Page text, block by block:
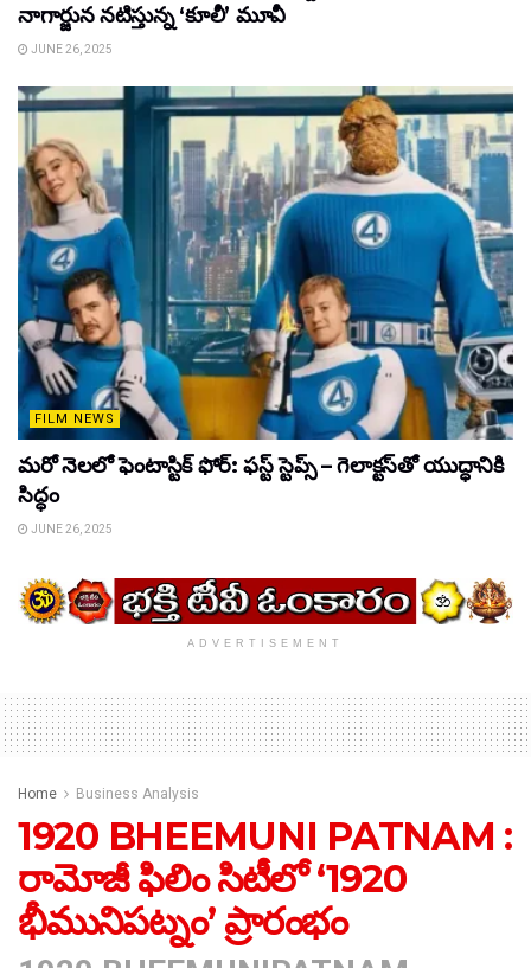
నాగార్జున నటిస్తున్న ‘కూలీ’ మూవీ
JUNE 26, 2025
FILM NEWS
మరో నెలలో ఫెంటాస్టిక్ ఫోర్: ఫస్ట్ స్టెప్స్ – గెలాక్టస్‌తో యుద్ధానికి
సిద్ధం
JUNE 26, 2025
ADVERTISEMENT
Home Business Analysis
1920 BHEEMUNI PATNAM :
రామోజీ ఫిలిం సిటీలో ‘1920
భీమునిపట్నం’ ప్రారంభం